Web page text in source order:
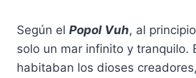
Según el Popol Vuh, al
solo un mar infinito y tranquilo.
habitaban los dioses